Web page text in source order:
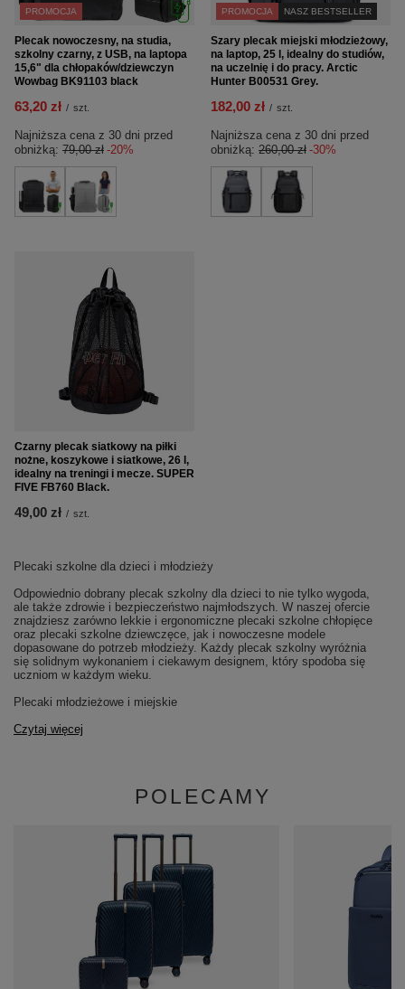
PROMOCJA
Plecak nowoczesny, na studia,
szkolny czarny, z USB, na laptopa
15,6" dla chłopaków/dziewczyn
Wowbag BK91103 black
63,20 zł / szt.
Najniższa cena z 30 dni przed
obniżką: 79,00 zł -20%
PROMOCJA NASZ BESTSELLER
Szary plecak miejski młodzieżowy,
na laptop, 25 l, idealny do studiów,
na uczelnię i do pracy. Arctic
Hunter B00531 Grey.
182,00 zł / szt.
Najniższa cena z 30 dni przed
obniżką: 260,00 zł -30%
Czarny plecak siatkowy na piłki
nożne, koszykowe i siatkowe, 26 l,
idealny na treningi i mecze. SUPER
FIVE FB760 Black.
49,00 zł / szt.
Plecaki szkolne dla dzieci i młodzieży
Odpowiednio dobrany plecak szkolny dla dzieci to nie tylko wygoda,
ale także zdrowie i bezpieczeństwo najmłodszych. W naszej ofercie
znajdziesz zarówno lekkie i ergonomiczne plecaki szkolne chłopięce
oraz plecaki szkolne dziewczęce, jak i nowoczesne modele
dopasowane do potrzeb młodzieży. Każdy plecak szkolny wyróżnia
się solidnym wykonaniem i ciekawym designem, który spodoba się
uczniom w każdym wieku.
Plecaki młodzieżowe i miejskie
Czytaj więcej
POLECAMY